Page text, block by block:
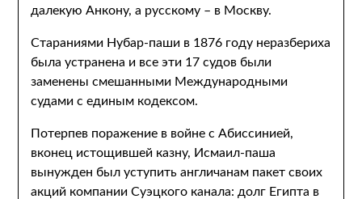
далекую Анкону, а русскому – в Москву.
Стараниями Нубар-паши в 1876 году неразбериха
была устранена и все эти 17 судов были
заменены смешанными Международными
судами с единым кодексом.
Потерпев поражение в войне с Абиссинией,
вконец истощившей казну, Исмаил-паша
вынужден был уступить англичанам пакет своих
акций компании Суэцкого канала: долг Египта в